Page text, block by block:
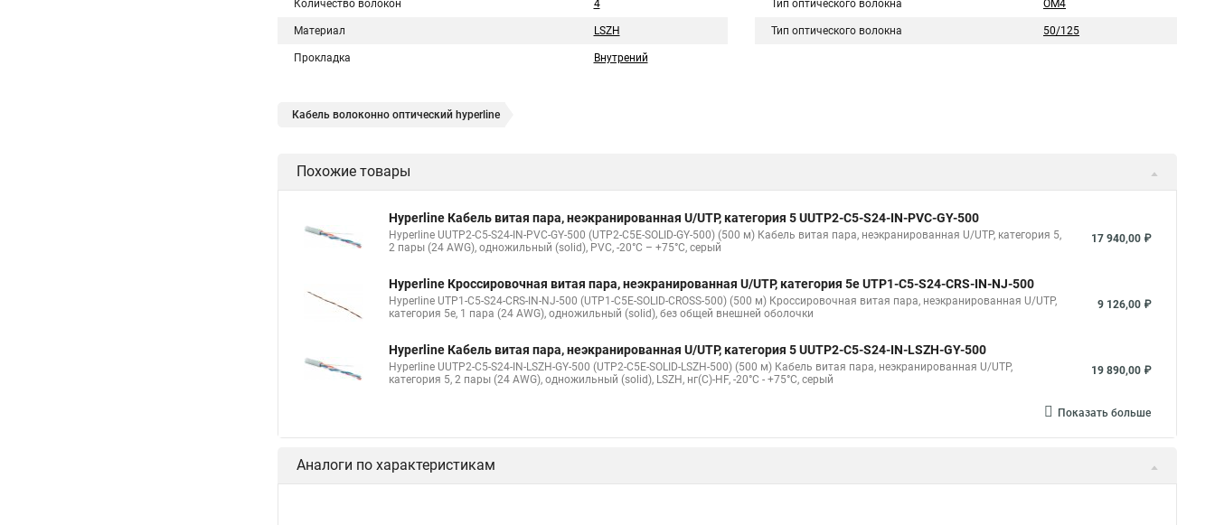
Количество волокон 4
Материал LSZH
Прокладка Внутрений
Тип оптического волокна OM4
Тип оптического волокна 50/125
Кабель волоконно оптический hyperline
Похожие товары
Hyperline Кабель витая пара, неэкранированная U/UTP, категория 5 UUTP2-C5-S24-IN-PVC-GY-500
Hyperline UUTP2-C5-S24-IN-PVC-GY-500 (UTP2-C5E-SOLID-GY-500) (500 м) Кабель витая пара, неэкранированная U/UTP, категория 5,
2 пары (24 AWG), одножильный (solid), PVC, -20°C – +75°C, серый
17 940,00 ₽
Hyperline Кроссировочная витая пара, неэкранированная U/UTP, категория 5e UTP1-C5-S24-CRS-IN-NJ-500
Hyperline UTP1-C5-S24-CRS-IN-NJ-500 (UTP1-C5E-SOLID-CROSS-500) (500 м) Кроссировочная витая пара, неэкранированная U/UTP,
категория 5e, 1 пара (24 AWG), одножильный (solid), без общей внешней оболочки
9 126,00 ₽
Hyperline Кабель витая пара, неэкранированная U/UTP, категория 5 UUTP2-C5-S24-IN-LSZH-GY-500
Hyperline UUTP2-C5-S24-IN-LSZH-GY-500 (UTP2-C5E-SOLID-LSZH-500) (500 м) Кабель витая пара, неэкранированная U/UTP,
категория 5, 2 пары (24 AWG), одножильный (solid), LSZH, нг(С)-HF, -20°C - +75°C, серый
19 890,00 ₽
Показать больше
Аналоги по характеристикам